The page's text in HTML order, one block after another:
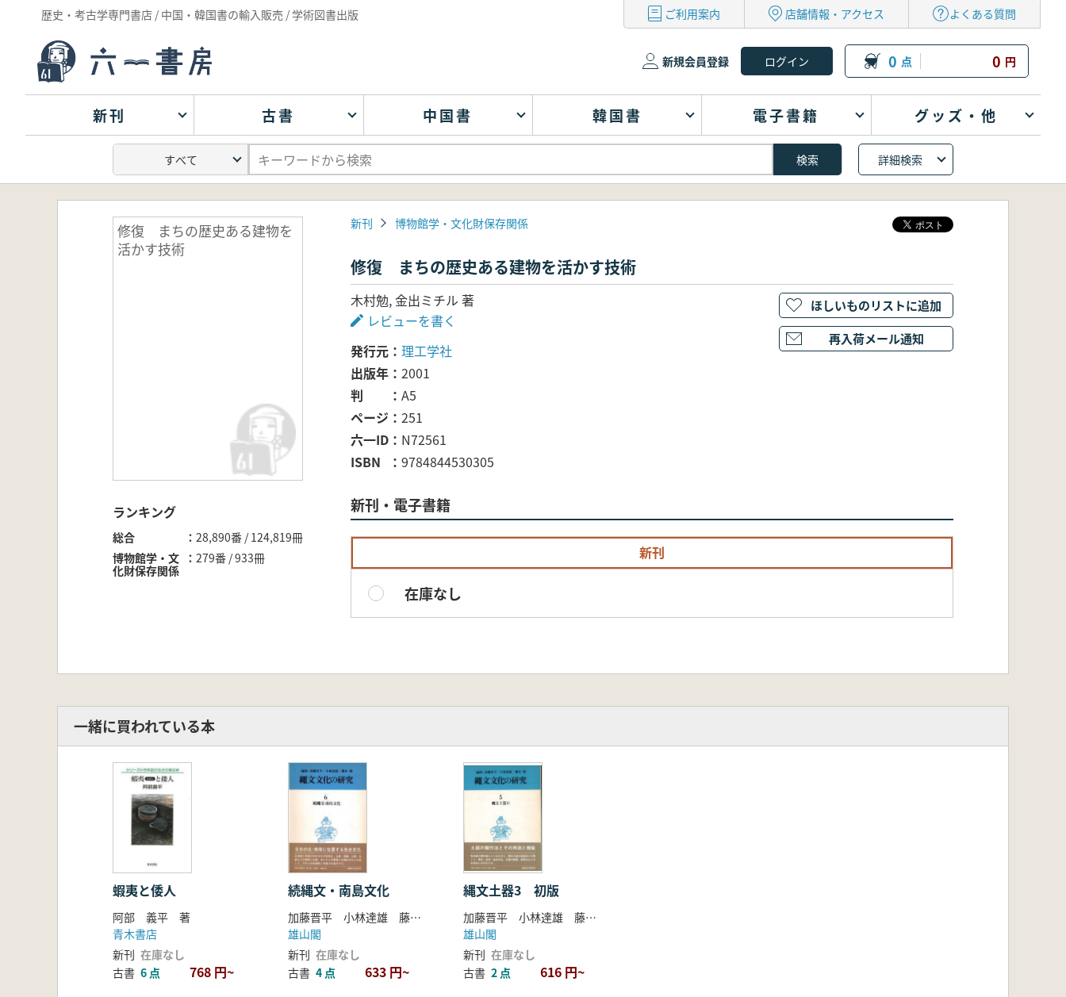
歴史・考古学専門書店 / 中国・韓国書の輸入販売 / 学術図書出版 ご利用案内 店舗情報・アクセス よくある質問
新規会員登録 0 点 0 円
新刊 古書 中国書 韓国書 電子書籍 グッズ・他
詳細検索
修復 まちの歴史ある建物を
活かす技術
ランキング
総合
28,890番 / 124,819冊
博物館学・文
化財保存関係
279番 / 933冊
新刊 博物館学・文化財保存関係
修復 まちの歴史ある建物を活かす技術
木村勉, 金出ミチル 著
レビューを書く
発行元
理工学社
出版年
2001
判
A5
ページ
251
六一ID
N72561
ISBN
9784844530305
新刊・電子書籍
新刊
在庫なし
ほしいものリストに追加
再入荷メール通知
一緒に買われている本
蝦夷と倭人
阿部 義平 著
青木書店
新刊 在庫なし
古書 6 点 768 円~
続縄文・南島文化
加藤晋平 小林達雄 藤本強 編
雄山閣
新刊 在庫なし
古書 4 点 633 円~
縄文土器3 初版
加藤晋平 小林達雄 藤本強 編
雄山閣
新刊 在庫なし
古書 2 点 616 円~